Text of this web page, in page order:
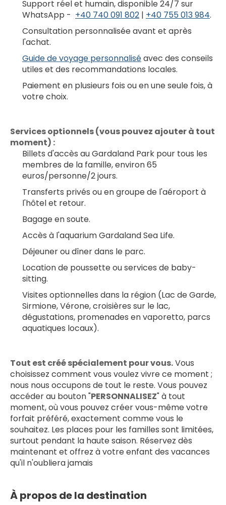
Support réel et humain, disponible 24/7 sur
WhatsApp - +40 740 091 802 | +40 755 013 984.
Consultation personnalisée avant et après
l'achat.
Guide de voyage personnalisé avec des conseils
utiles et des recommandations locales.
Paiement en plusieurs fois ou en une seule fois, à
votre choix.
Services optionnels (vous pouvez ajouter à tout
moment) :
Billets d'accès au Gardaland Park pour tous les
membres de la famille, environ 65
euros/personne/2 jours.
Transferts privés ou en groupe de l'aéroport à
l'hôtel et retour.
Bagage en soute.
Accès à l'aquarium Gardaland Sea Life.
Déjeuner ou dîner dans le parc.
Location de poussette ou services de baby-
sitting.
Visites optionnelles dans la région (Lac de Garde,
Sirmione, Vérone, croisières sur le lac,
dégustations, promenades en vaporetto, parcs
aquatiques locaux).
Tout est créé spécialement pour vous. Vous
choisissez comment vous voulez vivre ce moment ;
nous nous occupons de tout le reste. Vous pouvez
accéder au bouton "PERSONNALISEZ" à tout
moment, où vous pouvez créer vous-même votre
forfait préféré, exactement comme vous le
souhaitez. Les places pour les familles sont limitées,
surtout pendant la haute saison. Réservez dès
maintenant et offrez à votre enfant des vacances
qu'il n'oubliera jamais
À propos de la destination